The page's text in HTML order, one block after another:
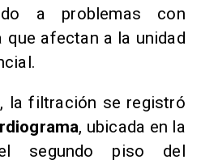
a problemas con
afectan a la unidad
la filtración se registró
, ubicada en la
segundo piso del